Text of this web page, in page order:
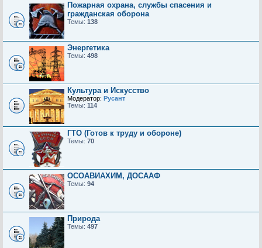
Пожарная охрана, службы спасения и
гражданская оборона
Темы: 138
Энергетика
Темы: 498
Культура и Искусство
Модератор: Русант
Темы: 114
ГТО (Готов к труду и обороне)
Темы: 70
ОСОАВИАХИМ, ДОСААФ
Темы: 94
Природа
Темы: 497